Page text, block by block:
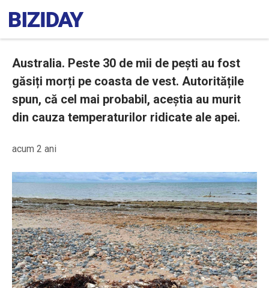
Australia. Peste 30 de mii de pești au fost
găsiți morți pe coasta de vest. Autoritățile
spun, că cel mai probabil, aceștia au murit
din cauza temperaturilor ridicate ale apei.
acum 2 ani